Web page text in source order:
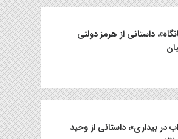
داستانی از هرمز دولتی
در بیداری»، داستانی از وحید